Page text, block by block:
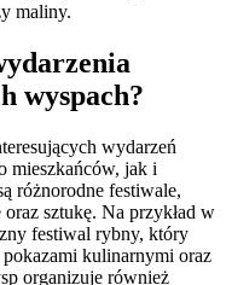
maliny.
wyspach?
wydarzeń
mieszkańców, jak i
różnorodne festiwale,
sztukę. Na przykład w
festiwal rybny, który
pokazami kulinarnymi oraz
organizuje również